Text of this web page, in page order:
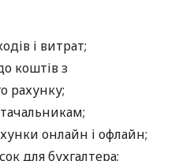
і витрат;
коштів з
рахунку;
онлайн і офлайн;
для бухгалтера;